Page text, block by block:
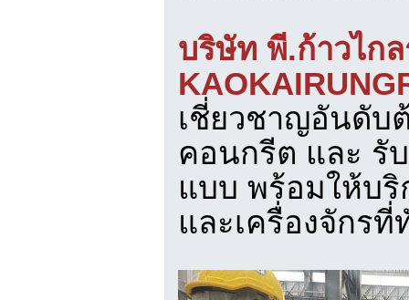
บริษัท พี.ก้าวไก
เชี่ยวชาญอันดับ
คอนกรีต และ รั
แบบ พร้อมให้บ
และเครื่องจักร